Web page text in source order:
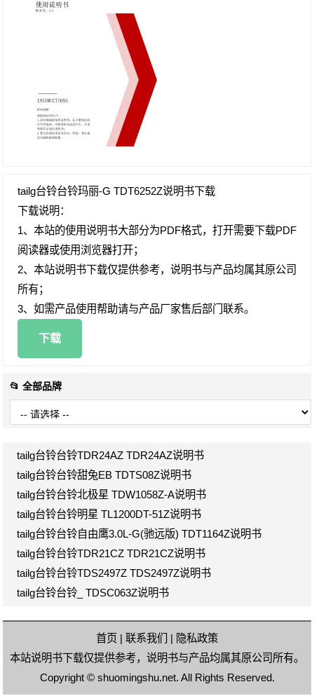
tailg台铃台铃玛丽-G TDT6252Z说明书下载
下载说明：
1、本站的使用说明书大部分为PDF格式，打开需要下载PDF
阅读器或使用浏览器打开；
2、本站说明书下载仅提供参考，说明书与产品均属其原公司
所有；
3、如需产品使用帮助请与产品厂家售后部门联系。
下载
📂 全部品牌
tailg台铃台铃TDR24AZ TDR24AZ说明书
tailg台铃台铃甜兔EB TDTS08Z说明书
tailg台铃台铃北极星 TDW1058Z-A说明书
tailg台铃台铃明星 TL1200DT-51Z说明书
tailg台铃台铃自由鹰3.0L-G(驰远版) TDT1164Z说明书
tailg台铃台铃TDR21CZ TDR21CZ说明书
tailg台铃台铃TDS2497Z TDS2497Z说明书
tailg台铃台铃_ TDSC063Z说明书
首页 | 联系我们 | 隐私政策
本站说明书下载仅提供参考，说明书与产品均属其原公司所有。
Copyright © shuomingshu.net. All Rights Reserved.